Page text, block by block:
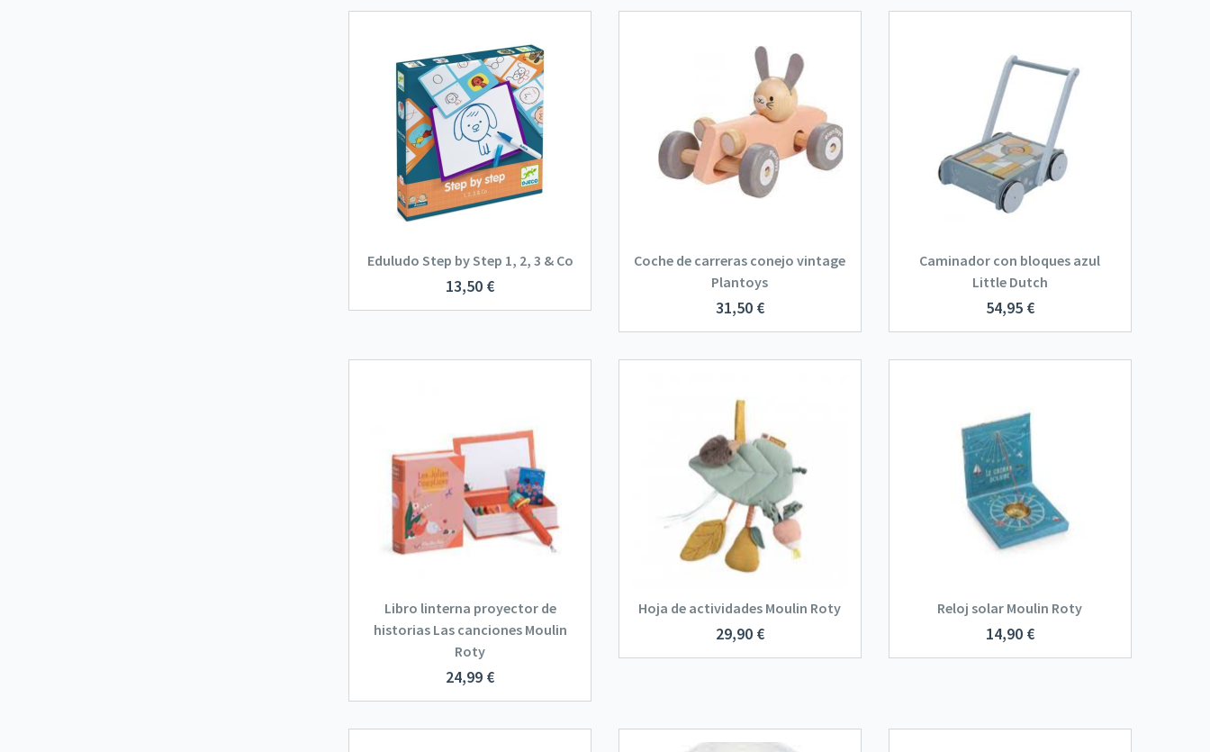
Eduludo Step by Step 1, 2, 3 & Co
13,50 €
Coche de carreras conejo vintage
Plantoys
31,50 €
Caminador con bloques azul
Little Dutch
54,95 €
Libro linterna proyector de
historias Las canciones Moulin
Roty
24,99 €
Hoja de actividades Moulin Roty
29,90 €
Reloj solar Moulin Roty
14,90 €